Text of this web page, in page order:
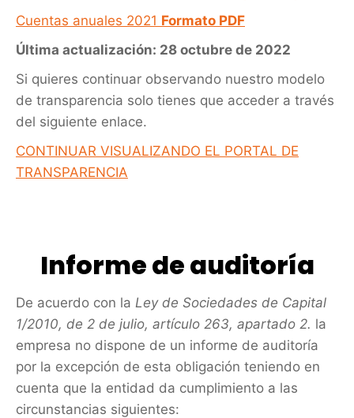
Cuentas anuales 2021 Formato PDF
Última actualización: 28 octubre de 2022
Si quieres continuar observando nuestro modelo
de transparencia solo tienes que acceder a través
del siguiente enlace.
CONTINUAR VISUALIZANDO EL PORTAL DE
TRANSPARENCIA
Informe de auditoría
De acuerdo con la Ley de Sociedades de Capital
1/2010, de 2 de julio, artículo 263, apartado 2. la
empresa no dispone de un informe de auditoría
por la excepción de esta obligación teniendo en
cuenta que la entidad da cumplimiento a las
circunstancias siguientes: